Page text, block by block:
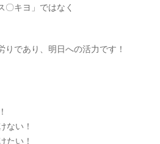
〇キヨ」ではなく
であり、明日への活力です！
ない！
たい！